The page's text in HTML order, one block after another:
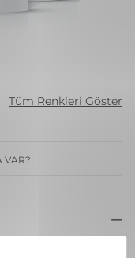
Tüm Renkleri Göster
VAR?